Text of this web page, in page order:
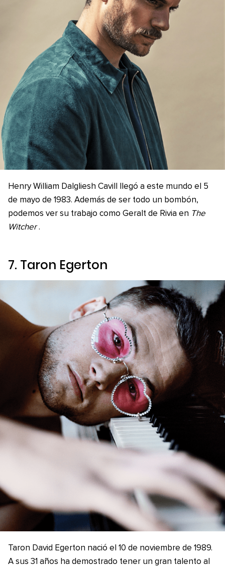
Henry William Dalgliesh Cavill llegó a este mundo el 5
de mayo de 1983. Además de ser todo un bombón,
podemos ver su trabajo como Geralt de Rivia en The
Witcher .
7. Taron Egerton
Taron David Egerton nació el 10 de noviembre de 1989.
A sus 31 años ha demostrado tener un gran talento al